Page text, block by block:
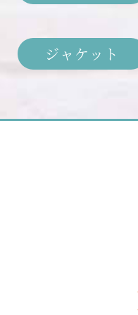
ジャケット